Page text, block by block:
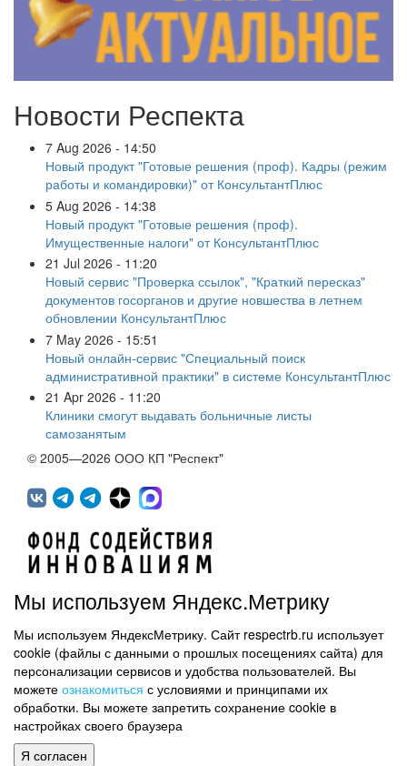
Новости Респекта
7 Aug 2026 - 14:50
Новый продукт "Готовые решения (проф). Кадры (режим
работы и командировки)" от КонсультантПлюс
5 Aug 2026 - 14:38
Новый продукт "Готовые решения (проф).
Имущественные налоги" от КонсультантПлюс
21 Jul 2026 - 11:20
Новый сервис "Проверка ссылок", "Краткий пересказ"
документов госорганов и другие новшества в летнем
обновлении КонсультантПлюс
7 May 2026 - 15:51
Новый онлайн-сервис "Специальный поиск
административной практики" в системе КонсультантПлюс
21 Apr 2026 - 11:20
Клиники смогут выдавать больничные листы
самозанятым
© 2005—2026 ООО КП "Респект"
450071, г.Уфа, ул. 50 лет СССР, д.48 корп.1, офис 307
(347) 291 20 70
Контактная информация
Карта сайта
Политика обработки персональных данных
Информация на сайте не является публичной офертой
Мы используем Яндекс.Метрику
Мы используем ЯндексМетрику. Сайт respectrb.ru использует
cookie (файлы с данными о прошлых посещениях сайта) для
персонализации сервисов и удобства пользователей. Вы
можете ознакомиться с условиями и принципами их
обработки. Вы можете запретить сохранение cookie в
настройках своего браузера
Я согласен